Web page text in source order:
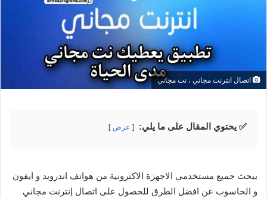
اتصال انترنت مجاني ، نت مجاني
✅ يحتوي المقال على ما يلي: عرض
يبحث جميع مستخدمي الاجهزة الاكترونية من هواتف اندرويد و ايفون
و الحاسوب عن افضل الطرق للحصول على اتصال إنترنت مجاني